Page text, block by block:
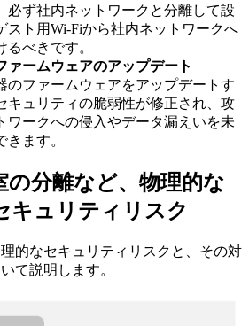
必ず社内ネットワークと分離して設
スト用Wi-Fiから社内ネットワークへ
べきです。
ァームウェアのアップデート
のファームウェアをアップデートす
キュリティの脆弱性が修正され、攻
ワークへの侵入やデータ漏えいを未
ます。
の分離など、物理的な
キュリティリスク
的なセキュリティリスクと、その対
て説明します。